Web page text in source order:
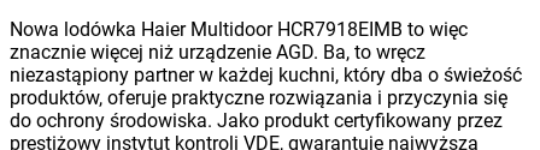
Nowa lodówka Haier Multidoor HCR7918EIMB to więc
znacznie więcej niż urządzenie AGD. Ba, to wręcz
niezastąpiony partner w każdej kuchni, który dba o świeżość
produktów, oferuje praktyczne rozwiązania i przyczynia się
do ochrony środowiska. Jako produkt certyfikowany przez
prestiżowy instytut kontroli VDE, gwarantuje najwyższą